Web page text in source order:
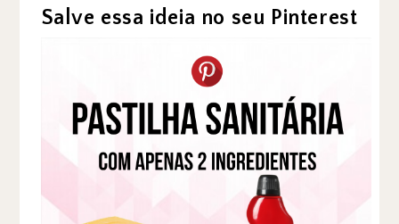
Salve essa ideia no seu Pinterest